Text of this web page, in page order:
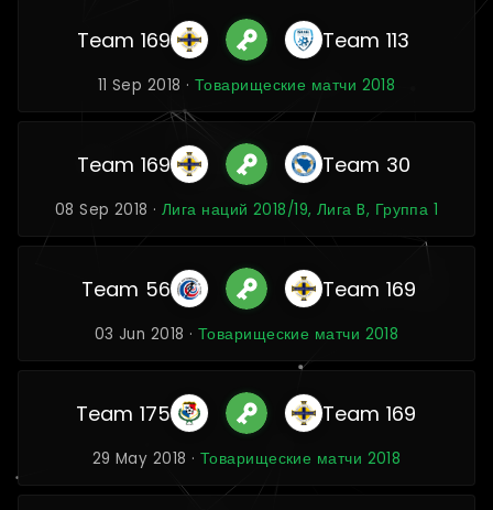
Team 169 Team 113
11 Sep 2018 · Товарищеские матчи 2018
Team 169 Team 30
08 Sep 2018 ·Лига наций 2018/19, Лига B, Группа 1
Team 56 Team 169
03 Jun 2018 · Товарищеские матчи 2018
Team 175 Team 169
29 May 2018 · Товарищеские матчи 2018